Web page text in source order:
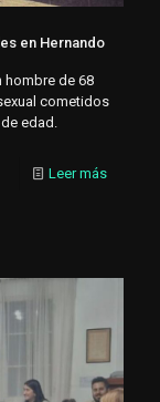
en Hernando
hombre de 68
cometidos
edad.
Leer más